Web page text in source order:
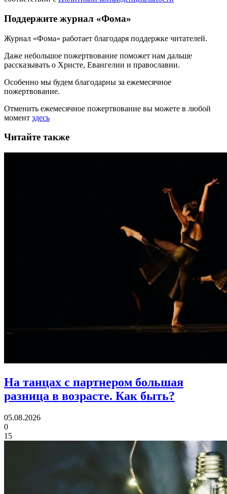
Поддержите журнал «Фома»
Журнал «Фома» работает благодаря поддержке читателей.
Даже небольшое пожертвование поможет нам дальше
рассказывать о Христе, Евангелии и православии.
Особенно мы будем благодарны за ежемесячное
пожертвование.
Отменить ежемесячное пожертвование вы можете в любой
момент здесь
Читайте также
На танцах с партнером большая
разница в возрасте. Как быть?
05.08.2026
0
15